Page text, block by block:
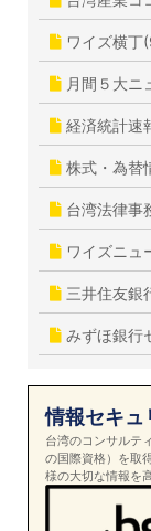
ワイズ横丁
月間５大ニ
経済統計速
株式・為替
台湾法律事
ワイズニュ
三井住友銀
みずほ銀行
情報セキュ
台湾のコンサルテ
の国際資格）を取
様の大切な情報を